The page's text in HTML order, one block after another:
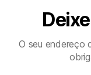
O seu endereço